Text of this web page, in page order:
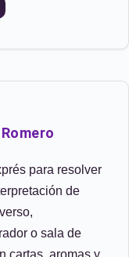
para resolver
de
o sala de
cartas, aromas y